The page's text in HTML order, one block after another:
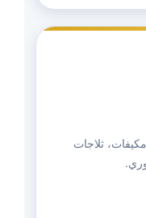
ثلاجات